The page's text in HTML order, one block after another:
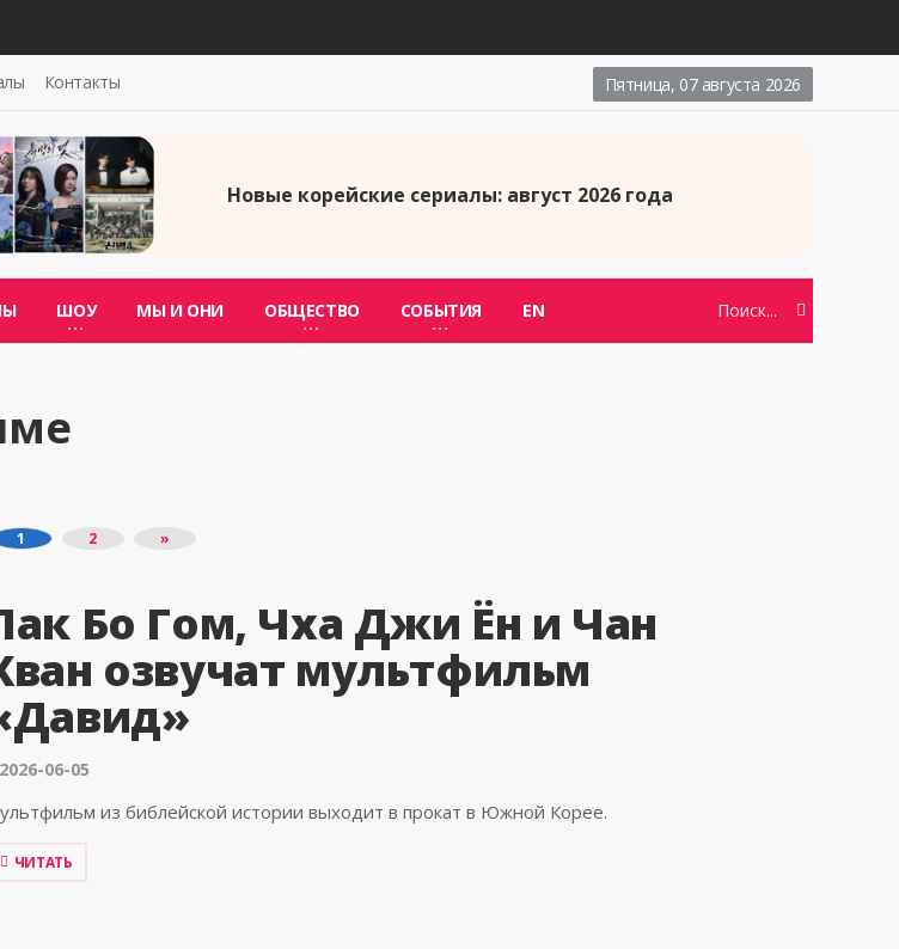
Пятница, 07 августа 2026
Контакты
Новые корейские сериалы: август 2026 года
ШОУ МЫ И ОНИ ОБЩЕСТВО СОБЫТИЯ EN
1 2 »
Бо Гом, Чха Джи Ён и Чан
озвучат мультфильм
2026-06-05
из библейской истории выходит в прокат в Южной Корее.
ЧИТАТЬ